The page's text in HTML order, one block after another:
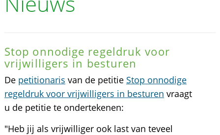
Stop onnodige regeldruk voor
vrijwilligers in besturen
De petitionaris van de petitie Stop onnodige
regeldruk voor vrijwilligers in besturen vraagt
u de petitie te ondertekenen:
"Heb jij als vrijwilliger ook last van teveel